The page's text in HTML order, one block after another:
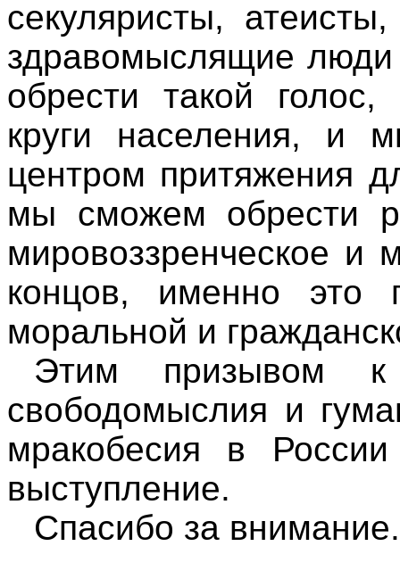
секуляристы,
здравомыслящие
обрести такой
круги населения, и
центром притяжения
мы сможем обрести
мировоззренческое и
концов, именно это
моральной и
Этим призывом
свободомыслия и
мракобесия в
выступление.
Спасибо за внимание.